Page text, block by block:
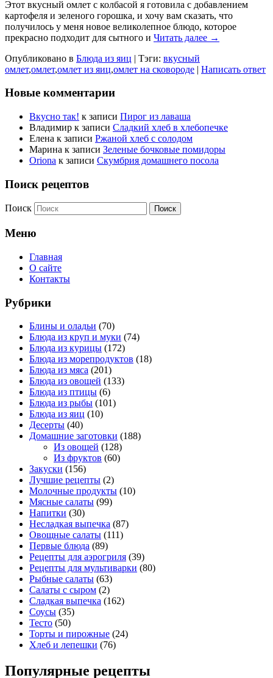
Этот вкусный омлет с колбасой я готовила с добавлением
картофеля и зеленого горошка, и хочу вам сказать, что
получилось у меня новое великолепное блюдо, которое
прекрасно подходит для сытного и Читать далее →
Опубликовано в Блюда из яиц | Тэги: вкусный
омлет,омлет,омлет из яиц,омлет на сковороде | Написать ответ
Новые комментарии
Вкусно так! к записи Пирог из лаваша
Владимир к записи Сладкий хлеб в хлебопечке
Елена к записи Ржаной хлеб с солодом
Марина к записи Зеленые бочковые помидоры
Oriona к записи Скумбрия домашнего посола
Поиск рецептов
Поиск
Меню
Главная
О сайте
Контакты
Рубрики
Блины и оладьи (70)
Блюда из круп и муки (74)
Блюда из курицы (172)
Блюда из морепродуктов (18)
Блюда из мяса (201)
Блюда из овощей (133)
Блюда из птицы (6)
Блюда из рыбы (101)
Блюда из яиц (10)
Десерты (40)
Домашние заготовки (188)
Из овощей (128)
Из фруктов (60)
Закуски (156)
Лучшие рецепты (2)
Молочные продукты (10)
Мясные салаты (99)
Напитки (30)
Несладкая выпечка (87)
Овощные салаты (111)
Первые блюда (89)
Рецепты для аэрогриля (39)
Рецепты для мультиварки (80)
Рыбные салаты (63)
Салаты с сыром (2)
Сладкая выпечка (162)
Соусы (35)
Тесто (50)
Торты и пирожные (24)
Хлеб и лепешки (76)
Популярные рецепты